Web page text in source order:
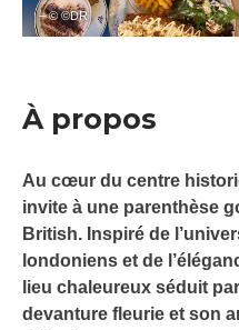
– © ©DR
À propos
Au cœur du centre
invite à une parenthèse
British. Inspiré de
londoniens et de
lieu chaleureux séduit
devanture fleurie et son